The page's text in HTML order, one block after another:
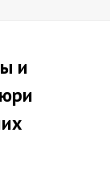
и